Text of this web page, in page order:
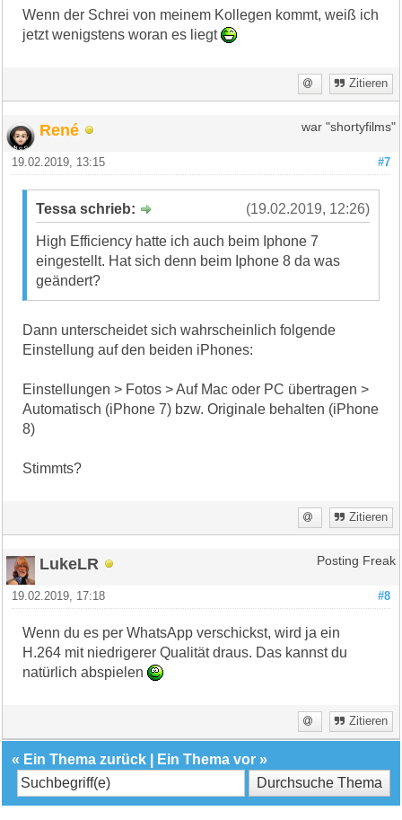
Wenn der Schrei von meinem Kollegen kommt, weiß ich
jetzt wenigstens woran es liegt
Zitieren
René war "shortyfilms"
#7
19.02.2019, 13:15
(19.02.2019, 12:26)
Tessa schrieb:
High Efficiency hatte ich auch beim Iphone 7
eingestellt. Hat sich denn beim Iphone 8 da was
geändert?
Dann unterscheidet sich wahrscheinlich folgende
Einstellung auf den beiden iPhones:
Einstellungen > Fotos > Auf Mac oder PC übertragen >
Automatisch (iPhone 7) bzw. Originale behalten (iPhone
8)
Stimmts?
Zitieren
LukeLR Posting Freak
#8
19.02.2019, 17:18
Wenn du es per WhatsApp verschickst, wird ja ein
H.264 mit niedrigerer Qualität draus. Das kannst du
natürlich abspielen
Zitieren
« Ein Thema zurück Ein Thema vor »